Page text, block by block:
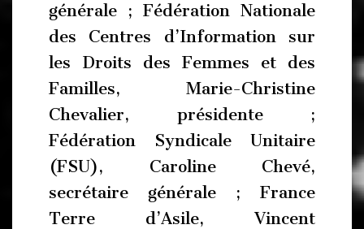
générale ; Fédération Nationale
des Centres d’Information sur
les Droits des Femmes et des
Familles, Marie-Christine
Chevalier, présidente ;
Fédération Syndicale Unitaire
(FSU), Caroline Chevé,
secrétaire générale ; France
Terre d’Asile, Vincent